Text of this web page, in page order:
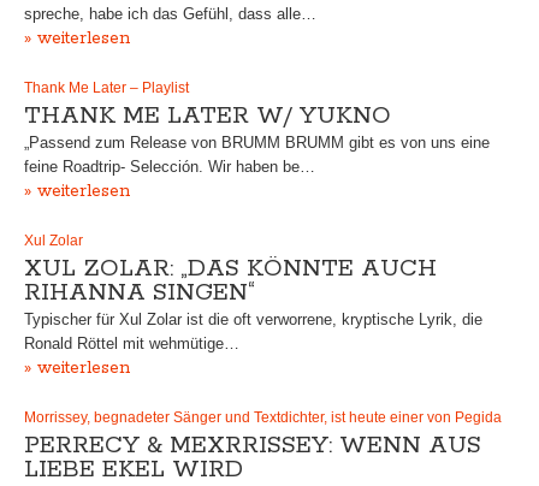
spreche, habe ich das Gefühl, dass alle…
» weiterlesen
Thank Me Later – Playlist
THANK ME LATER W/ YUKNO
„Passend zum Release von BRUMM BRUMM gibt es von uns eine
feine Roadtrip- Selección. Wir haben be…
» weiterlesen
Xul Zolar
XUL ZOLAR: „DAS KÖNNTE AUCH
RIHANNA SINGEN“
Typischer für Xul Zolar ist die oft verworrene, kryptische Lyrik, die
Ronald Röttel mit wehmütige…
» weiterlesen
Morrissey, begnadeter Sänger und Textdichter, ist heute einer von Pegida
PERRECY & MEXRRISSEY: WENN AUS
LIEBE EKEL WIRD